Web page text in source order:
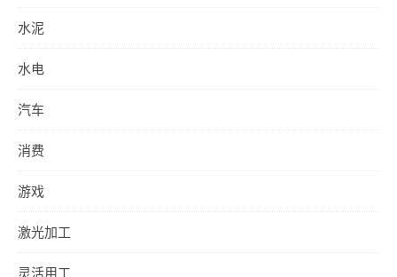
水泥
水电
汽车
消费
游戏
激光加工
灵活用工